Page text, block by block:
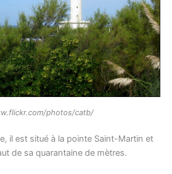
photos/catb/
il est situé à la pointe Saint-Martin et
de sa quarantaine de mètres.